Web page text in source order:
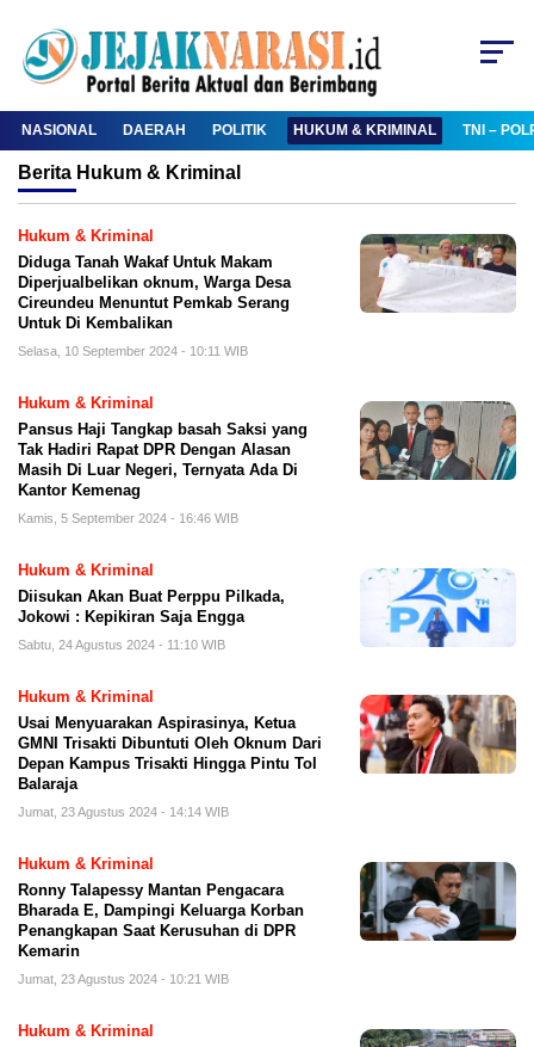
NASIONAL DAERAH POLITIK HUKUM & KRIMINAL TNI –
Berita Hukum & Kriminal
Hukum & Kriminal
Diduga Tanah Wakaf Untuk Makam
Diperjualbelikan oknum, Warga Desa
Cireundeu Menuntut Pemkab Serang
Untuk Di Kembalikan
Selasa, 10 September 2024 - 10:11 WIB
Hukum & Kriminal
Pansus Haji Tangkap basah Saksi yang
Tak Hadiri Rapat DPR Dengan Alasan
Masih Di Luar Negeri, Ternyata Ada Di
Kantor Kemenag
Kamis, 5 September 2024 - 16:46 WIB
Hukum & Kriminal
Diisukan Akan Buat Perppu Pilkada,
Jokowi : Kepikiran Saja Engga
Sabtu, 24 Agustus 2024 - 11:10 WIB
Hukum & Kriminal
Usai Menyuarakan Aspirasinya, Ketua
GMNI Trisakti Dibuntuti Oleh Oknum Dari
Depan Kampus Trisakti Hingga Pintu Tol
Balaraja
Jumat, 23 Agustus 2024 - 14:14 WIB
Hukum & Kriminal
Ronny Talapessy Mantan Pengacara
Bharada E, Dampingi Keluarga Korban
Penangkapan Saat Kerusuhan di DPR
Kemarin
Jumat, 23 Agustus 2024 - 10:21 WIB
Hukum & Kriminal